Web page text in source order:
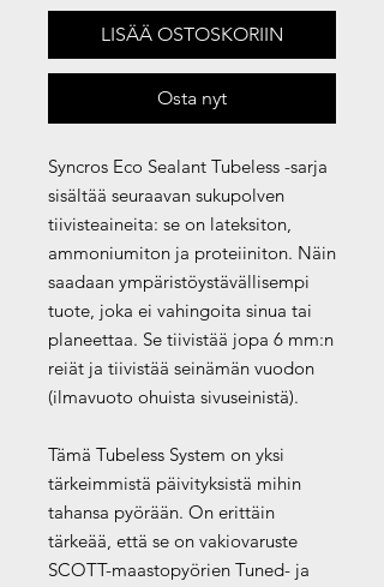
LISÄÄ OSTOSKORIIN
Osta nyt
Syncros Eco Sealant Tubeless -sarja
sisältää seuraavan sukupolven
tiivisteaineita: se on lateksiton,
ammoniumiton ja proteiiniton. Näin
saadaan ympäristöystävällisempi
tuote, joka ei vahingoita sinua tai
planeettaa. Se tiivistää jopa 6 mm:n
reiät ja tiivistää seinämän vuodon
(ilmavuoto ohuista sivuseinistä).
Tämä Tubeless System on yksi
tärkeimmistä päivityksistä mihin
tahansa pyörään. On erittäin
tärkeää, että se on vakiovaruste
SCOTT-maastopyörien Tuned- ja